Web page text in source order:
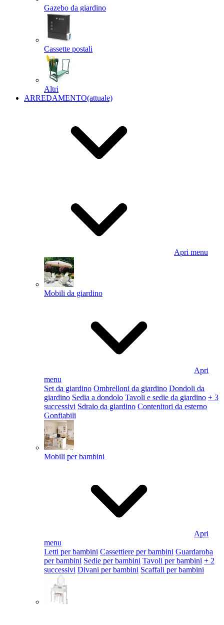
Gazebo da giardino
Cassette postali
Altri
ARREDAMENTO(attuale)
Apri menu
Mobili da giardino
Apri
menu
Set da giardino Ombrelloni da giardino Dondoli da
giardino Sedia a dondolo Tavoli e sedie da giardino + 3
successivi Sdraio da giardino Contenitori da esterno
Gonfiabili
Mobili per bambini
Apri
menu
Letti per bambini Cassettiere per bambini Guardaroba
per bambini Sedie per bambini Tavoli per bambini + 2
successivi Divani per bambini Scaffali per bambini